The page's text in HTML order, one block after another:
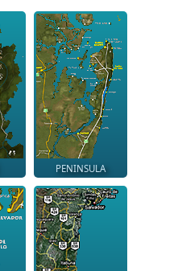
PENINSULA